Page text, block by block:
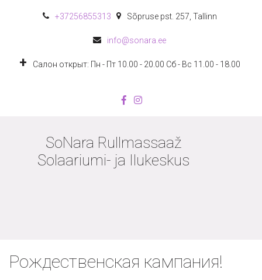
+37256855313 Sõpruse pst. 257 Tallinn
info@sonara.ee
Салон открыт: Пн - Пт 10.00 - 20.00 Сб - Вс 11.00 - 18.00
SoNara Rullmassaaž
Solaariumi- ja Ilukeskus
Рождественская кампания!